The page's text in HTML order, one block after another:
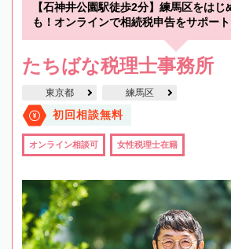
【石神井公園駅徒歩2分】練馬区をは
も！オンラインで相続税申告をサポー
たちばな税理士事務所
東京都 練馬区
初回相談無料
オンライン相談可 女性税理士在籍